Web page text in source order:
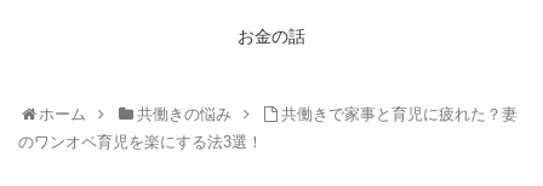
お金の話
ホーム 共働きの悩み
共働きで家事と育児に疲れた？妻
のワンオペ育児を楽にする法3選！